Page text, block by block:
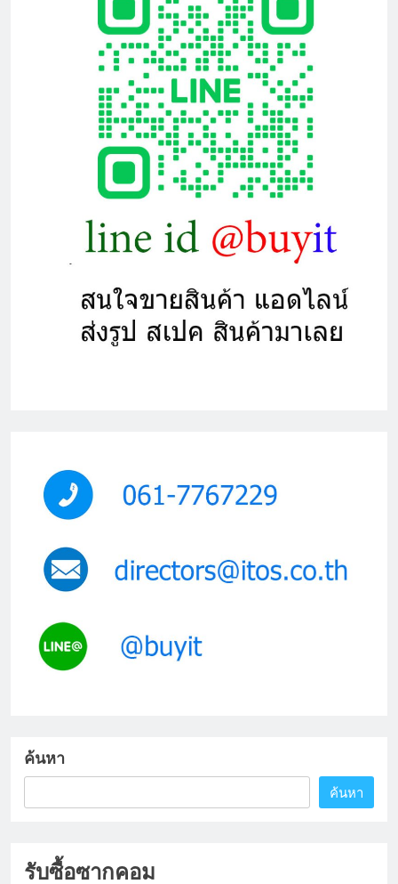
ค้นหา
ค้นหา
รับซื้อซากคอม